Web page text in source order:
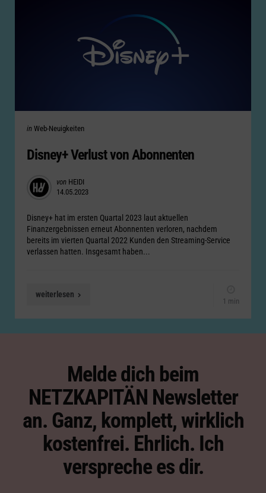
Categories
Posted
in Web-Neuigkeiten
Disney+ Verlust von Abonnenten
Posted
by
von HEIDI
14.05.2023
Disney+ hat im ersten Quartal 2023 laut aktuellen
Finanzergebnissen erneut Abonnenten verloren, nachdem
bereits im vierten Quartal 2022 Kunden den Streaming-Service
verlassen hatten. Insgesamt haben...
weiterlesen
1 min
Melde dich beim
NETZKAPITÄN Newsletter
an. Ganz, komplett, wirklich
kostenfrei. Ehrlich. Ich
verspreche es dir.